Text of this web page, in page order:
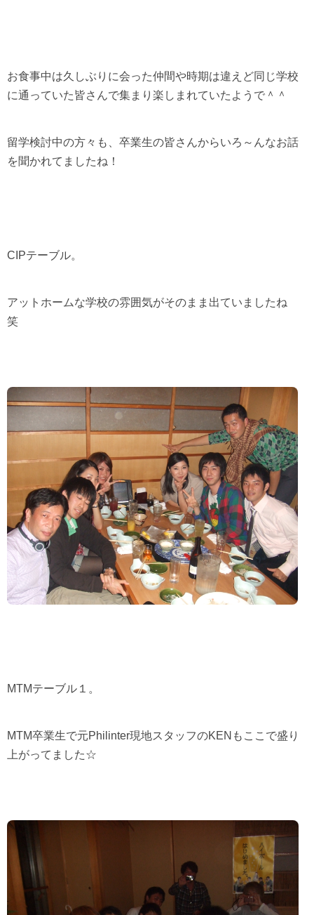
お食事中は久しぶりに会った仲間や時期は違えど同じ学校
に通っていた皆さんで集まり楽しまれていたようで＾＾
留学検討中の方々も、卒業生の皆さんからいろ～んなお話
を聞かれてましたね！
CIPテーブル。
アットホームな学校の雰囲気がそのまま出ていましたね
笑
MTMテーブル１。
MTM卒業生で元Philinter現地スタッフのKEN もここで盛り
上がってました☆